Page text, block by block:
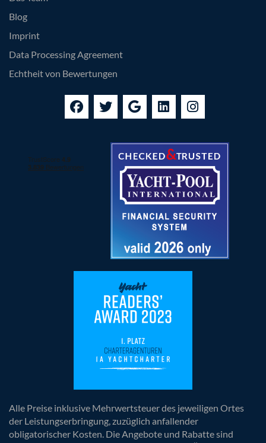
Blog
Imprint
Data Processing Agreement
Echtheit von Bewertungen
Alle Preise inklusive Mehrwertsteuer des jeweiligen Ortes
der Leistungserbringung, zuzüglich anfallender
obligatorischer Kosten. Die Angebote und Rabatte sind